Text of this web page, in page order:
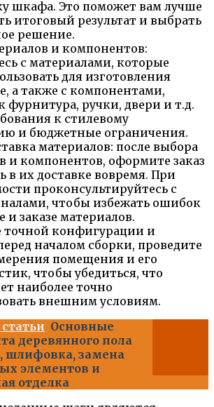
шкафа. Это поможет вам лучше
итоговый результат и выбрать
решение.
и компонентов:
с материалами, которые
для изготовления
а также с компонентами,
фурнитура, ручки, двери и т.д.
к стилевому
и бюджетные ограничения.
материалов: после выбора
и компонентов, оформите заказ
в их доставке вовремя. При
проконсультируйтесь с
чтобы избежать ошибок
и заказе материалов.
точной конфигурации и
началом сборки, проведите
помещения и его
чтобы убедиться, что
наиболее точно
внешним условиям.
Основные
деревянного пола
шлифовка, замена
элементов и
отделка